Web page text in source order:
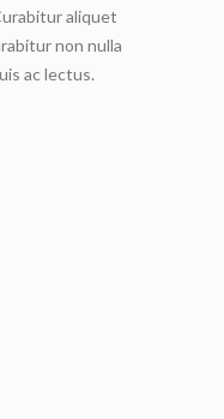
aliquet
non nulla
ac lectus.